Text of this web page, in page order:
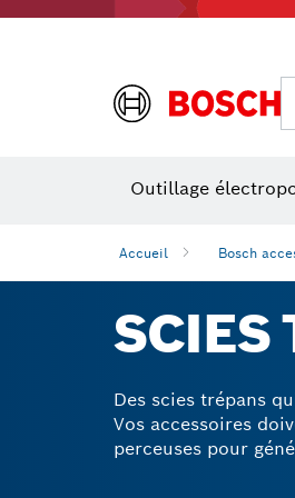
Outillage
Accueil Bosch
SCIES
Des scies trépans
Vos accessoires
perceuses pour